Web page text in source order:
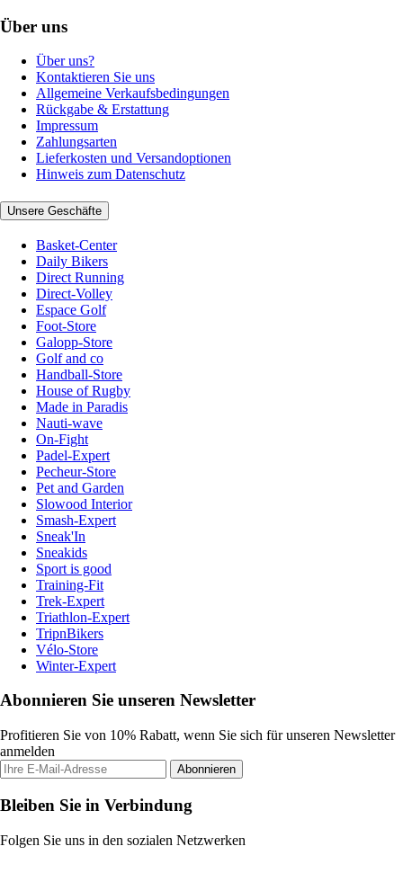
Über uns
Über uns?
Kontaktieren Sie uns
Allgemeine Verkaufsbedingungen
Rückgabe & Erstattung
Impressum
Zahlungsarten
Lieferkosten und Versandoptionen
Hinweis zum Datenschutz
Unsere Geschäfte
Basket-Center
Daily Bikers
Direct Running
Direct-Volley
Espace Golf
Foot-Store
Galopp-Store
Golf and co
Handball-Store
House of Rugby
Made in Paradis
Nauti-wave
On-Fight
Padel-Expert
Pecheur-Store
Pet and Garden
Slowood Interior
Smash-Expert
Sneak'In
Sneakids
Sport is good
Training-Fit
Trek-Expert
Triathlon-Expert
TripnBikers
Vélo-Store
Winter-Expert
Abonnieren Sie unseren Newsletter
Profitieren Sie von 10% Rabatt, wenn Sie sich für unseren Newsletter
anmelden
Abonnieren
Bleiben Sie in Verbindung
Folgen Sie uns in den sozialen Netzwerken